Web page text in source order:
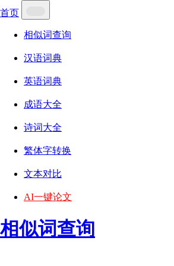
首页
相似词查询
汉语词典
英语词典
成语大全
诗词大全
繁体字转换
文本对比
AI一键论文
相似词查询